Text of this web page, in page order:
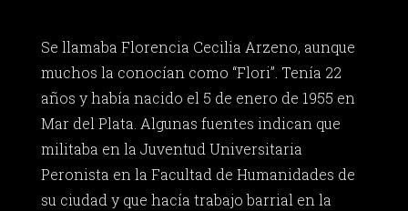
Se llamaba Florencia Cecilia Arzeno, aunque
muchos la conocían como “Flori”. Tenía 22
años y había nacido el 5 de enero de 1955 en
Mar del Plata. Algunas fuentes indican que
militaba en la Juventud Universitaria
Peronista en la Facultad de Humanidades de
su ciudad y que hacía trabajo barrial en la